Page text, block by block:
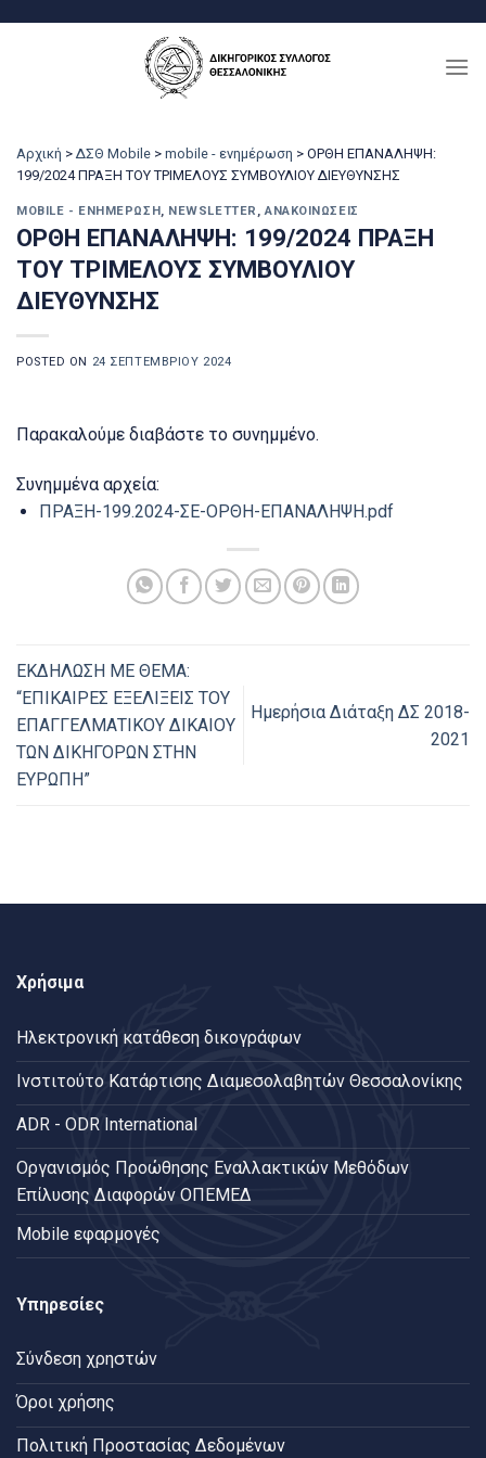
Αρχική > ΔΣΘ Mobile > mobile - ενημέρωση > ΟΡΘΗ ΕΠΑΝΑΛΗΨΗ:
199/2024 ΠΡΑΞΗ ΤΟΥ ΤΡΙΜΕΛΟΥΣ ΣΥΜΒΟΥΛΙΟΥ ΔΙΕΥΘΥΝΣΗΣ
MOBILE - ΕΝΗΜΈΡΩΣΗ, NEWSLETTER ,ΑΝΑΚΟΙΝΏΣΕΙΣ
ΟΡΘΗ ΕΠΑΝΑΛΗΨΗ: 199/2024 ΠΡΑΞΗ
ΤΟΥ ΤΡΙΜΕΛΟΥΣ ΣΥΜΒΟΥΛΙΟΥ
ΔΙΕΥΘΥΝΣΗΣ
POSTED ON 24 ΣΕΠΤΕΜΒΡΊΟΥ 2024
Παρακαλούμε διαβάστε το συνημμένο.
Συνημμένα αρχεία:
ΠΡΑΞΗ-199.2024-ΣΕ-ΟΡΘΗ-ΕΠΑΝΑΛΗΨΗ.pdf
ΕΚΔΗΛΩΣΗ ΜΕ ΘΕΜΑ:
“ΕΠΙΚΑΙΡΕΣ ΕΞΕΛΙΞΕΙΣ ΤΟΥ
ΕΠΑΓΓΕΛΜΑΤΙΚΟΥ ΔΙΚΑΙΟΥ
ΤΩΝ ΔΙΚΗΓΟΡΩΝ ΣΤΗΝ
ΕΥΡΩΠΗ”
Ημερήσια Διάταξη ΔΣ 2018-
2021
Χρήσιμα
Ηλεκτρονική κατάθεση δικογράφων
Ινστιτούτο Κατάρτισης Διαμεσολαβητών Θεσσαλονίκης
ADR - ODR International
Oργανισμός Προώθησης Εναλλακτικών Μεθόδων
Επίλυσης Διαφορών ΟΠΕΜΕΔ
Mobile εφαρμογές
Υπηρεσίες
Σύνδεση χρηστών
Όροι χρήσης
Πολιτική Προστασίας Δεδομένων